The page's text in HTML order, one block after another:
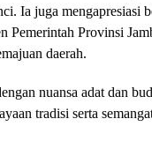
Ia juga mengapresiasi
Pemerintah Provinsi
daerah.
nuansa adat dan
tradisi serta